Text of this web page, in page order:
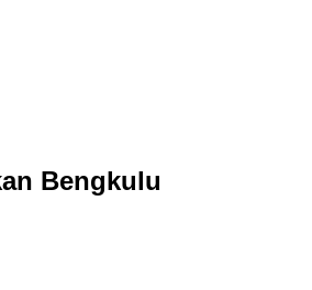
Bengkulu